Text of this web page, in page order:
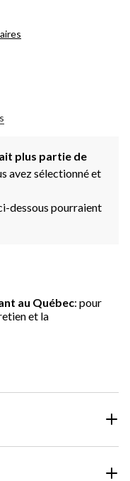
plus partie de
avez sélectionné et
dessous pourraient
au Québec: pour
et la